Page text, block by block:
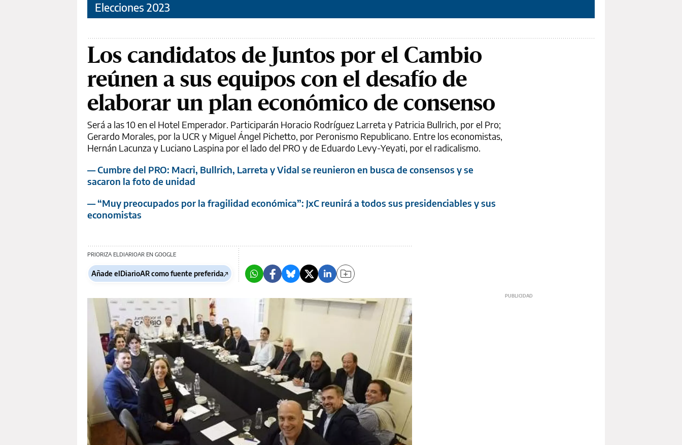
Elecciones 2023
Los candidatos de Juntos por el Cambio
reúnen a sus equipos con el desafío de
elaborar un plan económico de consenso
Será a las 10 en el Hotel Emperador. Participarán Horacio Rodríguez Larreta y Patricia Bullrich, por el Pro;
Gerardo Morales, por la UCR y Miguel Ángel Pichetto, por Peronismo Republicano. Entre los economistas,
Hernán Lacunza y Luciano Laspina por el lado del PRO y de Eduardo Levy-Yeyati, por el radicalismo.
— Cumbre del PRO: Macri, Bullrich, Larreta y Vidal se reunieron en busca de consensos y se
sacaron la foto de unidad
— “Muy preocupados por la fragilidad económica”: JxC reunirá a todos sus presidenciables y sus
economistas
PRIORIZA ELDIARIOAR EN GOOGLE
Añade elDiarioAR como fuente preferida